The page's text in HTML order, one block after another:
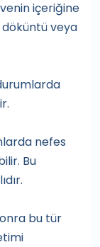
içeriğine
veya
nefes
Bu
bu tür